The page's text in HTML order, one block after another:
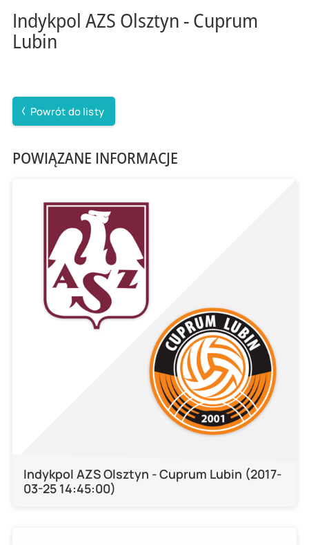
Indykpol AZS Olsztyn - Cuprum
Lubin
Powrót do listy
POWIĄZANE INFORMACJE
Indykpol AZS Olsztyn - Cuprum Lubin (2017-
03-25 14:45:00)